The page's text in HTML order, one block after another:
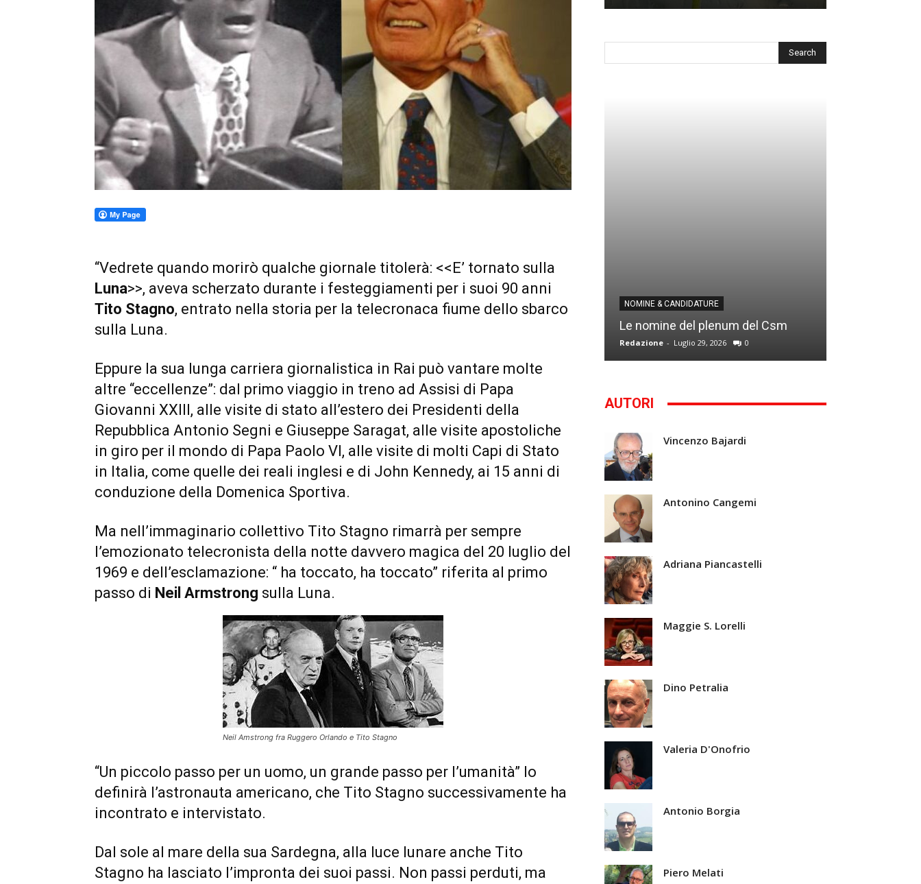
“Vedrete quando morirò qualche giornale titolerà: <<E’ tornato sulla
Luna>>, aveva scherzato durante i festeggiamenti per i suoi 90 anni
Tito Stagno, entrato nella storia per la telecronaca fiume dello sbarco
sulla Luna.
Eppure la sua lunga carriera giornalistica in Rai può vantare molte
altre “eccellenze”: dal primo viaggio in treno ad Assisi di Papa
Giovanni XXIII, alle visite di stato all’estero dei Presidenti della
Repubblica Antonio Segni e Giuseppe Saragat, alle visite apostoliche
in giro per il mondo di Papa Paolo VI, alle visite di molti Capi di Stato
in Italia, come quelle dei reali inglesi e di John Kennedy, ai 15 anni di
conduzione della Domenica Sportiva.
Ma nell’immaginario collettivo Tito Stagno rimarrà per sempre
l’emozionato telecronista della notte davvero magica del 20 luglio del
1969 e dell’esclamazione: “ ha toccato, ha toccato” riferita al primo
passo di Neil Armstrong sulla Luna.
Neil Amstrong fra Ruggero Orlando e Tito Stagno
“Un piccolo passo per un uomo, un grande passo per l’umanità” lo
definirà l’astronauta americano, che Tito Stagno successivamente ha
incontrato e intervistato.
Dal sole al mare della sua Sardegna, alla luce lunare anche Tito
Stagno ha lasciato l’impronta dei suoi passi. Non passi perduti, ma
NOMINE & CANDIDATURE
Le nomine del plenum del Csm
Redazione - Luglio 29, 2026 0
AUTORI
Vincenzo Bajardi
Antonino Cangemi
Adriana Piancastelli
Maggie S. Lorelli
Dino Petralia
Valeria D'Onofrio
Antonio Borgia
Piero Melati